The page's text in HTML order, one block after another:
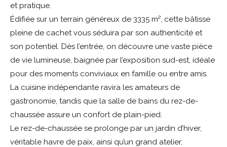
et pratique.
Édifiée sur un terrain généreux de 3335 m², cette bâtisse
pleine de cachet vous séduira par son authenticité et
son potentiel. Dès l’entrée, on découvre une vaste pièce
de vie lumineuse, baignée par l’exposition sud-est, idéale
pour des moments conviviaux en famille ou entre amis.
La cuisine indépendante ravira les amateurs de
gastronomie, tandis que la salle de bains du rez-de-
chaussée assure un confort de plain-pied.
Le rez-de-chaussée se prolonge par un jardin d’hiver,
véritable havre de paix, ainsi qu’un grand atelier,